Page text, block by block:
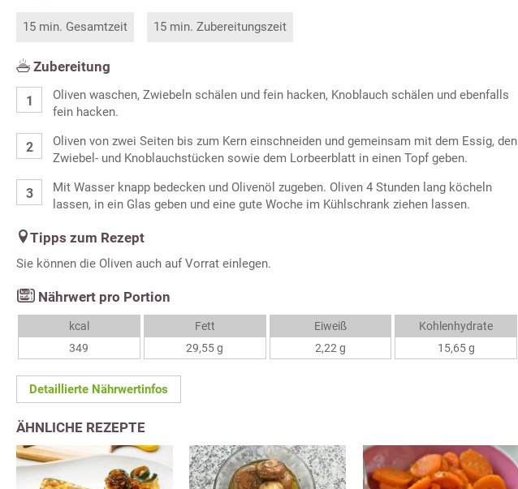
15 min. Gesamtzeit 15 min. Zubereitungszeit
Zubereitung
Oliven waschen, Zwiebeln schälen und fein hacken, Knoblauch schälen und ebenfalls
fein hacken.
Oliven von zwei Seiten bis zum Kern einschneiden und gemeinsam mit dem Essig, den
Zwiebel- und Knoblauchstücken sowie dem Lorbeerblatt in einen Topf geben.
Mit Wasser knapp bedecken und Olivenöl zugeben. Oliven 4 Stunden lang köcheln
lassen, in ein Glas geben und eine gute Woche im Kühlschrank ziehen lassen.
Tipps zum Rezept
Sie können die Oliven auch auf Vorrat einlegen.
Nährwert pro Portion
kcal
349
Fett
29,55 g
Eiweiß
2,22 g
Kohlenhydrate
15,65 g
Detaillierte Nährwertinfos
ÄHNLICHE REZEPTE